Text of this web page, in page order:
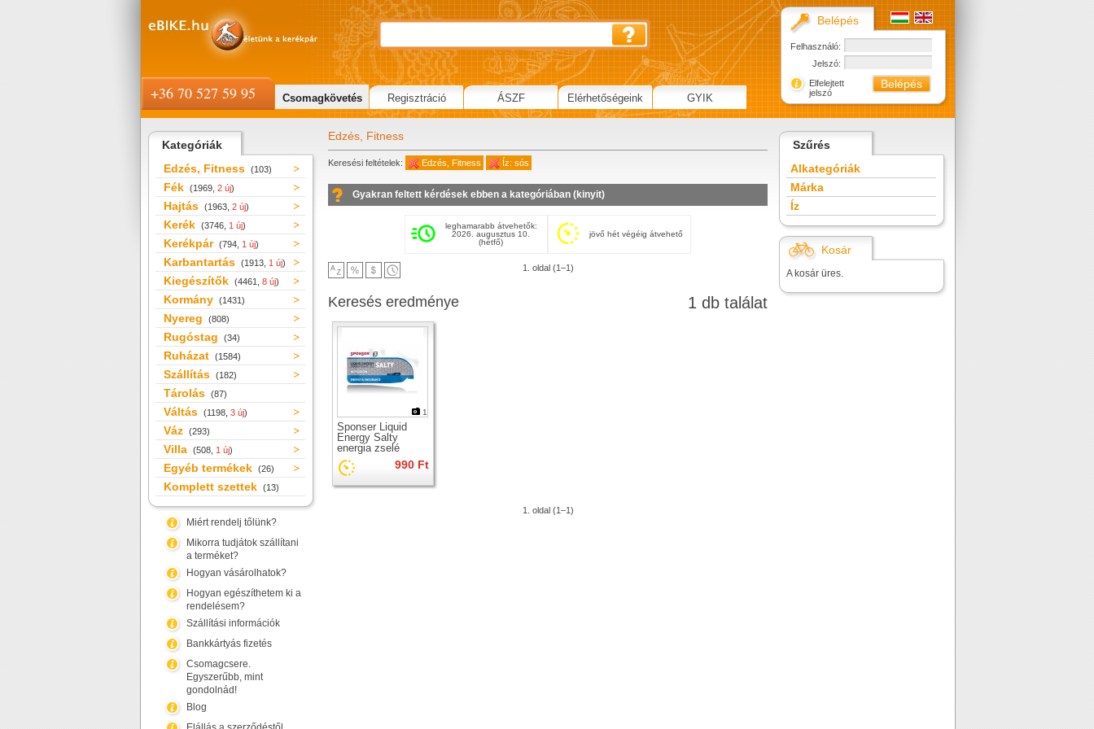
Kategóriák
Edzés, Fitness (103)
Fék (1969, 2 új)
Hajtás (1963, 2 új)
Kerék (3746, 1 új)
Kerékpár (794, 1 új)
Karbantartás (1913, 1 új)
Kiegészítők (4461, 8 új)
Kormány (1431)
Nyereg (808)
Rugóstag (34)
Ruházat (1584)
Szállítás (182)
Tárolás (87)
Váltás (1198, 3 új)
Váz (293)
Villa (508, 1 új)
Egyéb termékek (26)
Komplett szettek (13)
Miért rendelj tőlünk?
Mikorra tudjátok szállítani
a terméket?
Hogyan vásárolhatok?
Hogyan egészíthetem ki a
rendelésem?
Szállítási információk
Bankkártyás fizetés
Csomagcsere.
Egyszerűbb, mint
gondolnád!
Blog
Edzés, Fitness
Keresési feltételek: Edzés, Fitness Íz: sós
Gyakran feltett kérdések ebben a kategóriában (kinyit)
leghamarabb átvehetők:
2026. augusztus 10.
(hétfő)
jövő hét végéig átvehető
1. oldal (1–1)
1 db találat
Keresés eredménye
1
Sponser Liquid
Energy Salty
energia zselé
990 Ft
1. oldal (1–1)
Szűrés
Alkategóriák
Márka
Íz
Kosár
A kosár üres.
Belépés
Felhasználó:
Jelszó:
Elfelejtett
jelszó
+36 70 527 59 95 Csomagkövetés Regisztráció ÁSZF Elérhetőségeink GYIK